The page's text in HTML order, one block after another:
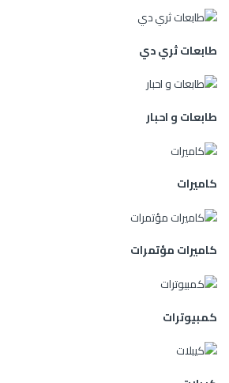
طابعات ثري دي
طابعات و احبار
كاميرات
كاميرات مؤتمرات
كمبيوترات